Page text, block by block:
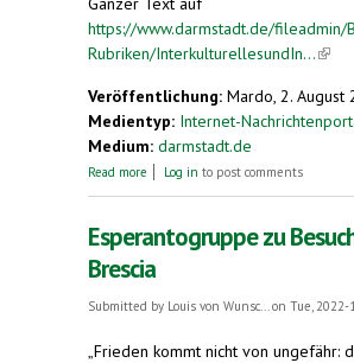
https://www.darmstadt.de/fileadmin/
Rubriken/InterkulturellesundIn...(link
Veröffentlichung: Mardo, 2. August
Medientyp: Internet-
Medium: darmstadt.de
Read more about Wasserspiele und Russische
Log in to post comments
Esperantogruppe zu
Brescia
Submitted by Louis von Wunsc... on Tue, 2022-
„Frieden kommt nicht von ungefähr: